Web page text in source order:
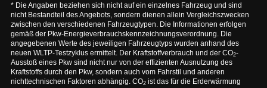
* Die Angaben beziehen sich nicht auf ein einzelnes Fahrzeug und sind
nicht Bestandteil des Angebots, sondern dienen allein Vergleichszwecken
zwischen den verschiedenen Fahrzeugtypen. Die Informationen erfolgen
gemäß der Pkw-Energieverbrauchskennzeichnungsverordnung. Die
angegebenen Werte des jeweiligen Fahrzeugtyps wurden anhand des
neuen WLTP-Testzyklus ermittelt. Der Kraftstoffverbrauch und der CO2-
Ausstoß eines Pkw sind nicht nur von der effizienten Ausnutzung des
Kraftstoffs durch den Pkw, sondern auch vom Fahrstil und anderen
nichttechnischen Faktoren abhängig. CO2ist das für die Erderwärmung